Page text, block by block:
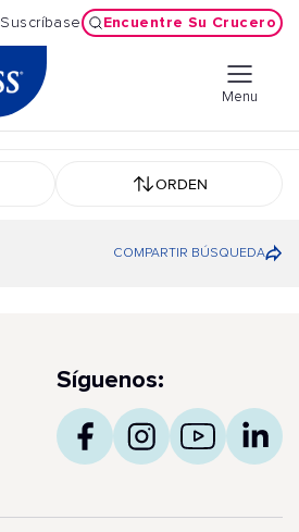
Suscríbase Encuentre Su Crucero
Menu
ORDEN
COMPARTIR BÚSQUEDA
Síguenos: